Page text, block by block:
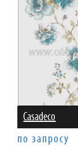
Casadeco
по запросу